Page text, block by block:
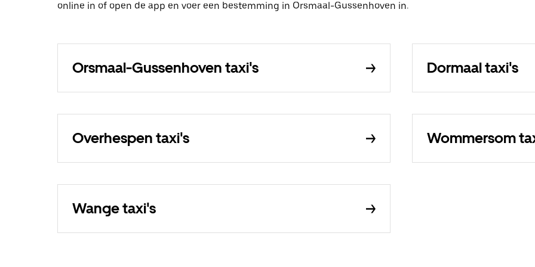
online in of open de app en voer een bestemming in Orsmaal-Gussenhoven in.
Orsmaal-Gussenhoven taxi's Dormaal taxi's
Overhespen taxi's Wommersom
Wange taxi's